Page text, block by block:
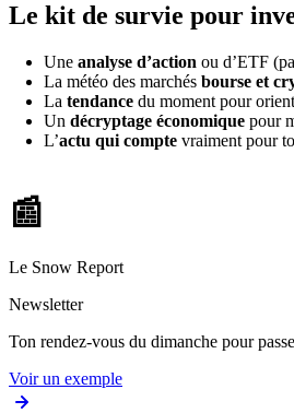
Le kit de survie pour
Une analyse d’action ou d’ETF
La météo des marchés bourse et
La tendance du moment pour
Un décryptage économique pour
L’actu qui compte vraiment pour
📰
Le Snow Report
Newsletter
Ton rendez-vous du dimanche pour
Voir un exemple